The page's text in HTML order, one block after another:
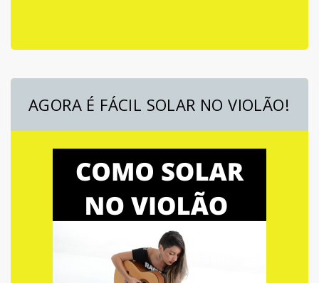
AGORA É FÁCIL SOLAR NO VIOLÃO!